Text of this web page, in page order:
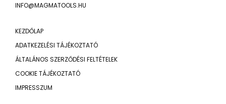
INFO@MAGMATOOLS.HU
KEZDŐLAP
ADATKEZELÉSI TÁJÉKOZTATÓ
ÁLTALÁNOS SZERZŐDÉSI FELTÉTELEK
COOKIE TÁJÉKOZTATÓ
IMPRESSZUM